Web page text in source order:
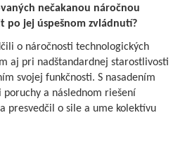
nečakanou náročnou
po jej úspešnom zvládnutí?
o náročnosti technologických
aj pri nadštandardnej starostlivosti
svojej funkčnosti. S nasadením
a následnom riešení
presvedčil o sile a ume kolektívu